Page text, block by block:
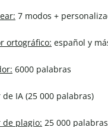
7 modos +
ortográfico: español y
6000 palabras
de IA (25 000 palabras)
de plagio: 25 000